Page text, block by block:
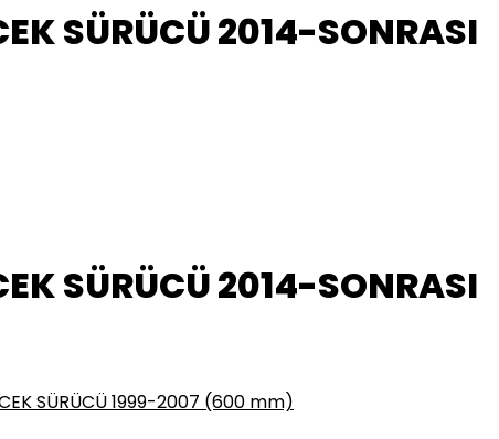
SÜRÜCÜ 2014-SONRASI
SÜRÜCÜ 2014-SONRASI
SÜRÜCÜ 1999-2007 (600 mm)